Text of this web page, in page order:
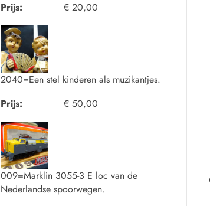
Prijs:
€ 20,00
2040=Een stel kinderen als muzikantjes.
Prijs:
€ 50,00
009=Marklin 3055-3 E loc van de
Nederlandse spoorwegen.